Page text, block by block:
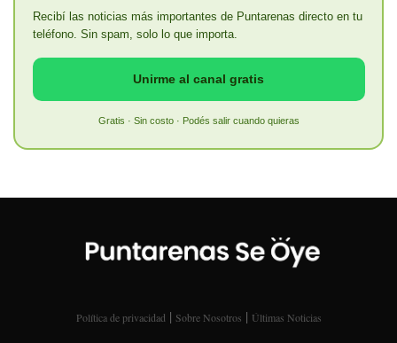
Recibí las noticias más importantes de Puntarenas directo en tu
teléfono. Sin spam, solo lo que importa.
Unirme al canal gratis
Gratis · Sin costo · Podés salir cuando quieras
Política de privacidad| Sobre Nosotros | Últimas Noticias